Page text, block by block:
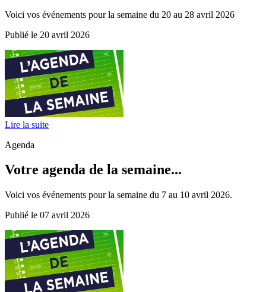
Voici vos événements pour la semaine du 20 au 28 avril 2026
Publié le 20 avril 2026
Lire la suite
Agenda
Votre agenda de la semaine...
Voici vos événements pour la semaine du 7 au 10 avril 2026.
Publié le 07 avril 2026